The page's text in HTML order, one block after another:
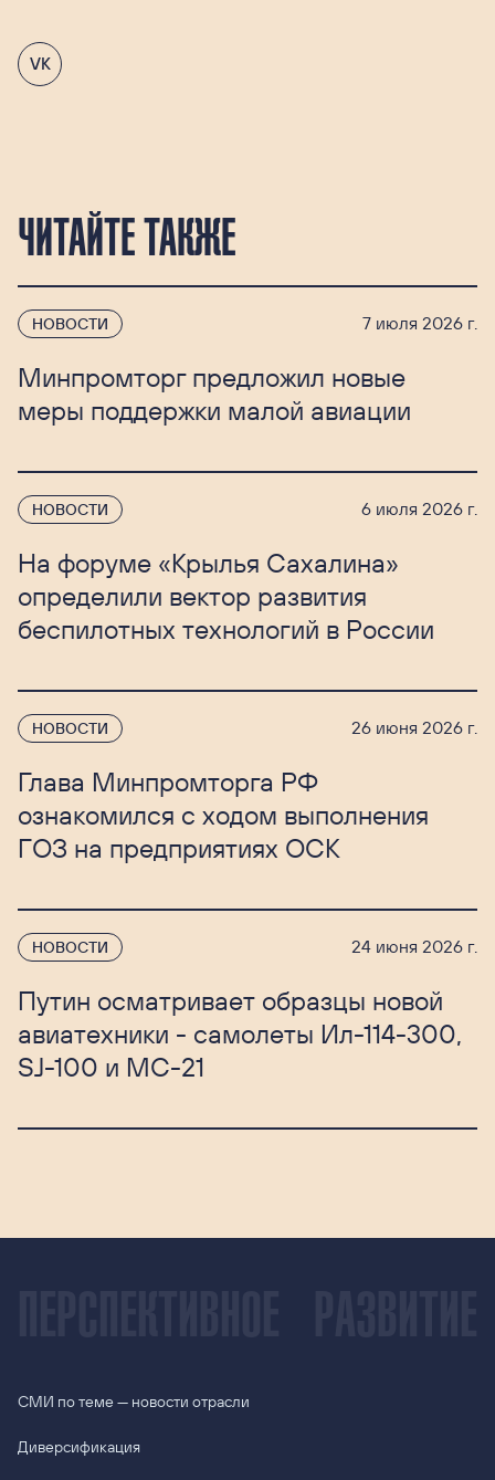
VK
ЧИТАЙТЕ ТАКЖЕ
7 июля 2026 г.
НОВОСТИ
Минпромторг предложил новые
меры поддержки малой авиации
6 июля 2026 г.
НОВОСТИ
На форуме «Крылья Сахалина»
определили вектор развития
беспилотных технологий в России
26 июня 2026 г.
НОВОСТИ
Глава Минпромторга РФ
ознакомился с ходом выполнения
ГОЗ на предприятиях ОСК
24 июня 2026 г.
НОВОСТИ
Путин осматривает образцы новой
авиатехники - самолеты Ил-114-300,
SJ-100 и МС-21
СМИ по теме — новости отрасли
Диверсификация